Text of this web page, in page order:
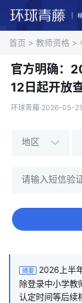
首页 > 教师资格 >
官方明确：
12日起开放
环球青藤·2026-05-
摘要
2026上半
除登录中小学教
认定时间等后续